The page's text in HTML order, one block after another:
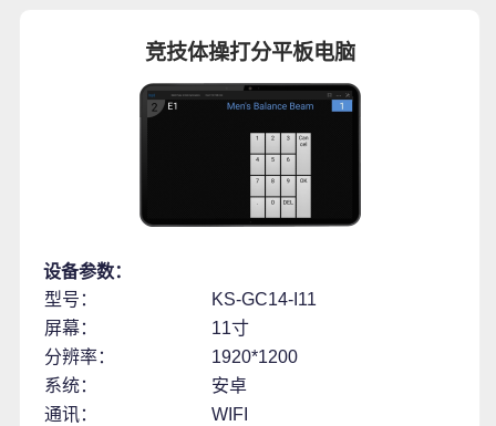
竞技体操打分平板电脑
设备参数：
型号：
KS-GC14-I11
屏幕：
11寸
分辨率：
1920*1200
系统：
安卓
通讯：
WIFI